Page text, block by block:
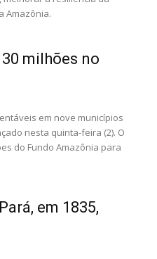
Amazônia.
milhões no
em nove municípios
nesta quinta-feira (2). O
do Fundo Amazônia para
em 1835,